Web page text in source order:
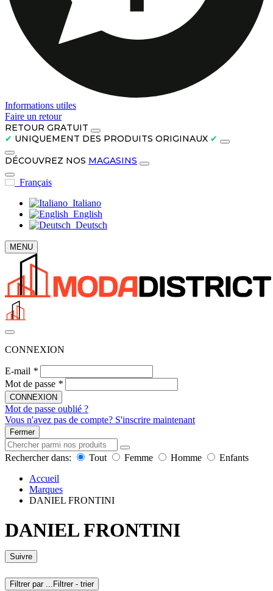
Informations utiles
Faire un retour
RETOUR GRATUIT
✔ UNIQUEMENT DES PRODUITS ORIGINAUX ✔
DÉCOUVREZ NOS MAGASINS
Français
Italiano
English
Deutsch
MENU
CONNEXION
E-mail *
Mot de passe *
CONNEXION
Mot de passe oublié ?
Vous n'avez pas de compte? S'inscrire maintenant
Fermer
Rechercher dans: Tout Femme Homme
Enfants
Accueil
Marques
DANIEL FRONTINI
DANIEL FRONTINI
Suivre
Filtrer par ... Filtrer - trier